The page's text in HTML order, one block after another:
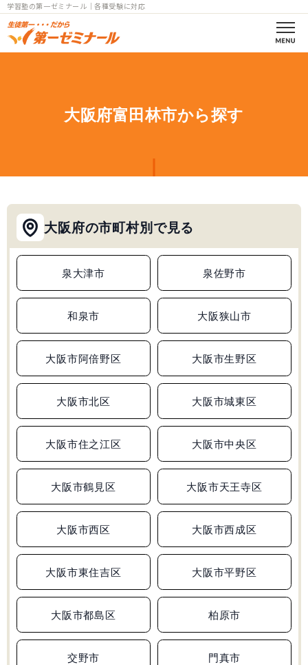
学習塾の第一ゼミナール｜各種受験に対応
コース案内
高校部一覧
個別指導
教室一覧
兵庫県 和歌山県
合格実績
受験情報
初めての塾選び
よくあるご質問
0120-4119-01
受付時間 10:00～19:00
無料体験
無料学力診断テスト
大阪府富田林市から探す
大阪府の市町村別で見る
泉大津市 泉佐野市
和泉市 大阪狭山市
大阪市阿倍野区 大阪市生野区
大阪市北区 大阪市城東区
大阪市住之江区 大阪市中央区
大阪市鶴見区 大阪市天王寺区
大阪市西区 大阪市西成区
大阪市東住吉区 大阪市平野区
大阪市都島区 柏原市
交野市 門真市